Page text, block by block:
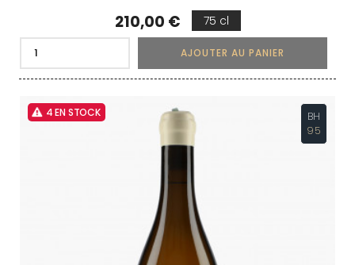
Prix
210,00 € 75 cl
AJOUTER AU PANIER
4 EN STOCK
BH
95